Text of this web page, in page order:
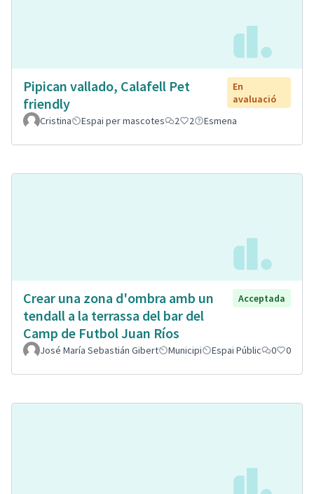
Pipican vallado, Calafell Pet
friendly
En
avaluació
Cristina
Espai per mascotes 2 2 Esmena
Crear una zona d'ombra amb un
tendall a la terrassa del bar del
Camp de Futbol Juan Ríos
Acceptada
José María Sebastián Gibert Municipi Espai Públic 0 0